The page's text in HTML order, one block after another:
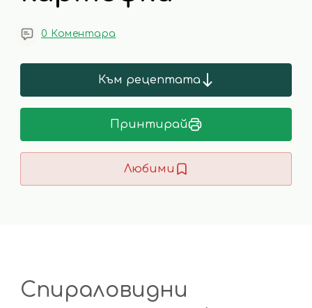
0 Коментара
Към рецептата
Принтирай
Любими
Спираловидни